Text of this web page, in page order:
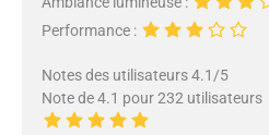
Performance :
Notes des utilisateurs 4.1/5
Note de 4.1 pour 232 utilisateurs